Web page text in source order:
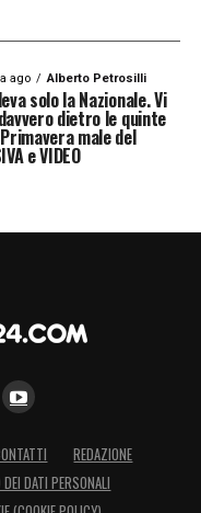
ago Alberto Petrosilli
solo la Nazionale. Vi
dietro le quinte
male del
e VIDEO
REDAZIONE
DATI PERSONALI